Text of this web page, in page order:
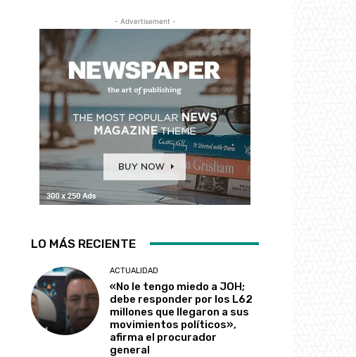
- Advertisement -
LO MÁS RECIENTE
ACTUALIDAD
«No le tengo miedo a JOH;
debe responder por los L62
millones que llegaron a sus
movimientos políticos»,
afirma el procurador
general